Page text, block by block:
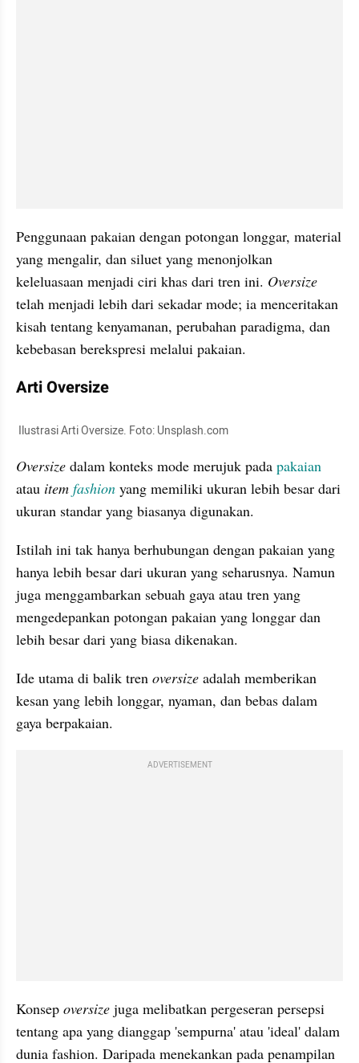
Penggunaan pakaian dengan potongan longgar, material
yang mengalir, dan siluet yang menonjolkan
keleluasaan menjadi ciri khas dari tren ini. Oversize
telah menjadi lebih dari sekadar mode; ia menceritakan
kisah tentang kenyamanan, perubahan paradigma, dan
kebebasan berekspresi melalui pakaian.
Arti Oversize
Ilustrasi Arti Oversize. Foto: Unsplash.com
Oversize dalam konteks mode merujuk pada pakaian
atau item fashion yang memiliki ukuran lebih besar dari
ukuran standar yang biasanya digunakan.
Istilah ini tak hanya berhubungan dengan pakaian yang
hanya lebih besar dari ukuran yang seharusnya. Namun
juga menggambarkan sebuah gaya atau tren yang
mengedepankan potongan pakaian yang longgar dan
lebih besar dari yang biasa dikenakan.
Ide utama di balik tren oversize adalah memberikan
kesan yang lebih longgar, nyaman, dan bebas dalam
gaya berpakaian.
ADVERTISEMENT
Konsep oversize juga melibatkan pergeseran persepsi
tentang apa yang dianggap 'sempurna' atau 'ideal' dalam
dunia fashion. Daripada menekankan pada penampilan